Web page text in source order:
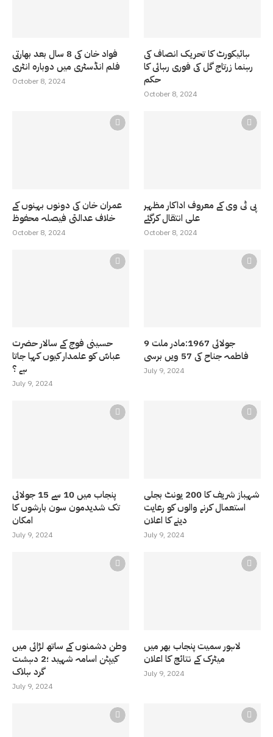
فواد خان کی 8 سال بعد بھارتی
فلم انڈسٹری میں دوبارہ انٹری
October 8, 2024
ہائیکورٹ کا تحریک انصاف کی
رہنما زرتاج گل کی فوری رہائی کا
حکم
October 8, 2024
عمران خان کی دونوں بہنوں کے
خلاف عدالتی فیصلہ محفوظ
October 8, 2024
پی ٹی وی کے معروف اداکار مظہر
علی انتقال کرگئے
October 8, 2024
حسینی فوج کے سالار حضرت
عباسّ کو علمدار کیوں کہا جاتا
ہے ؟
July 9, 2024
9 جولائی 1967:مادر ملت
فاطمہ جناح کی 57 ویں برسی
July 9, 2024
پنجاب میں 10 سے 15 جولائی
تک شدیدمون سون بارشوں کا
امکان
July 9, 2024
شہباز شریف کا 200 یونٹ بجلی
استعمال کرنے والوں کو رعایت
دینے کا اعلان
July 9, 2024
وطن دشمنوں کے ساتھ لڑائی میں
کیپٹن اسامہ شہید ؛2 دہشت
گرد ہلاک
July 9, 2024
لاہور سمیت پنجاب بھر میں
میٹرک کے نتائج کا اعلان
July 9, 2024